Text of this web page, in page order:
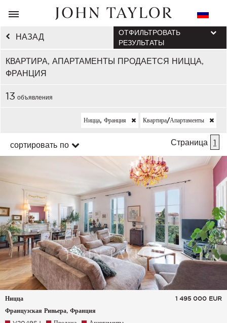
НАЗАД
КВАРТИРА, АПАРТАМЕНТЫ ПРОДАЕТСЯ НИЦЦА,
ФРАНЦИЯ
ОТФИЛЬТРОВАТЬ
РЕЗУЛЬТАТЫ
13 объявления
Ницца, Франция Квартира/апартаменты
сортировать по Страница 1
Ницца
Французская Ривьера, Франция
1 495 000 EUR